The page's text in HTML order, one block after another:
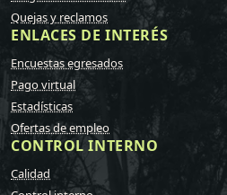
Quejas y reclamos
ENLACES DE INTERÉS
Encuestas egresados
Pago virtual
Estadísticas
Ofertas de empleo
CONTROL INTERNO
Calidad